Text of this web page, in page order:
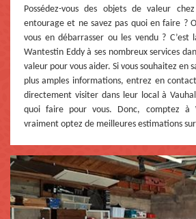
Possédez-vous des objets de valeur
entourage et ne savez pas quoi en faire ?
vous en débarrasser ou les vendu ? C’est
Wantestin Eddy à ses nombreux services
valeur pour vous aider. Si vous souhaitez en
plus amples informations, entrez en
directement visiter dans leur local à
quoi faire pour vous. Donc, comptez à
vraiment optez de meilleures estimations